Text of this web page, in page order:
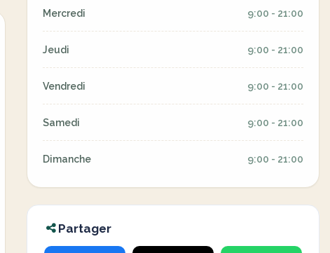
Mercredi 9:00 - 21:00
Jeudi 9:00 - 21:00
Vendredi 9:00 - 21:00
Samedi 9:00 - 21:00
Dimanche 9:00 - 21:00
Partager